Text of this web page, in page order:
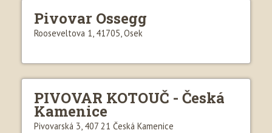
Pivovar Ossegg
Rooseveltova 1, 41705, Osek
PIVOVAR KOTOUČ - Česká
Kamenice
Pivovarská 3, 407 21 Česká Kamenice